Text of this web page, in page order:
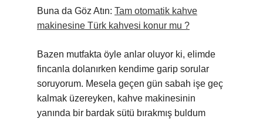
Buna da Göz Atın: Tam otomatik kahve
makinesine Türk kahvesi konur mu ?
Bazen mutfakta öyle anlar oluyor ki, elimde
fincanla dolanırken kendime garip sorular
soruyorum. Mesela geçen gün sabah işe geç
kalmak üzereyken, kahve makinesinin
yanında bir bardak sütü bırakmış buldum